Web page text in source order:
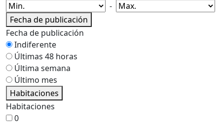
-
Fecha de publicación
Fecha de publicación
Indiferente
Últimas 48 horas
Última semana
Último mes
Habitaciones
Habitaciones
0